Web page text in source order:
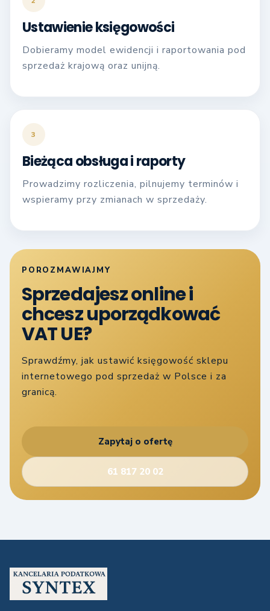
Ustawienie księgowości
Dobieramy model ewidencji i raportowania pod
sprzedaż krajową oraz unijną.
3
Bieżąca obsługa i raporty
Prowadzimy rozliczenia, pilnujemy terminów i
wspieramy przy zmianach w sprzedaży.
POROZMAWIAJMY
Sprzedajesz online i
chcesz uporządkować
VAT UE?
Sprawdźmy, jak ustawić księgowość sklepu
internetowego pod sprzedaż w Polsce i za
granicą.
Zapytaj o ofertę
61 817 20 02